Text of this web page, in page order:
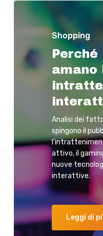
Shopping
amano
Analisi dei
spingono il
attivo, il
nuove
interattive.
Leggi di